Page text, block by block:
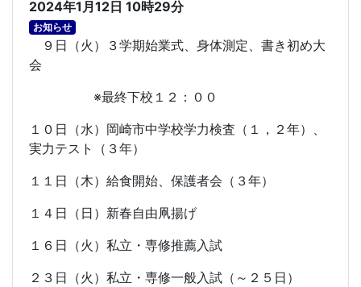
2024年1月12日 10時29分
お知らせ
９日（火）３学期始業式、身体測定、書き初め大
会
※最終下校１２：００
１０日（水）岡崎市中学校学力検査（１，２年）、
実力テスト（３年）
１１日（木）給食開始、保護者会（３年）
１４日（日）新春自由凧揚げ
１６日（火）私立・専修推薦入試
２３日（火）私立・専修一般入試（～２５日）